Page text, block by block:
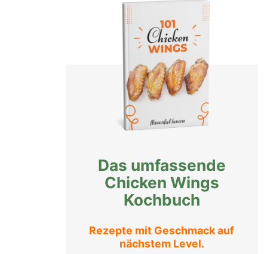
Das umfassende
Chicken Wings
Kochbuch
Rezepte mit Geschmack auf
nächstem Level.